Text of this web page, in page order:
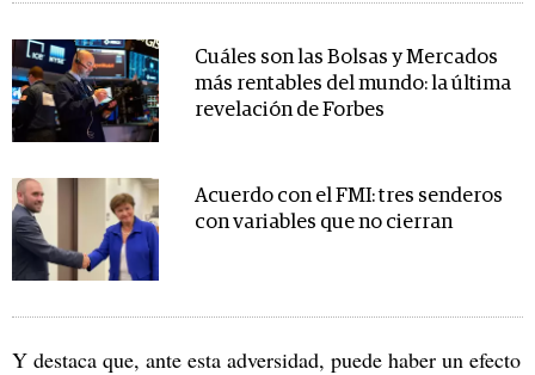
Cuáles son las Bolsas y Mercados
más rentables del mundo: la última
revelación de Forbes
Acuerdo con el FMI: tres senderos
con variables que no cierran
Y destaca que, ante esta adversidad, puede haber un efecto